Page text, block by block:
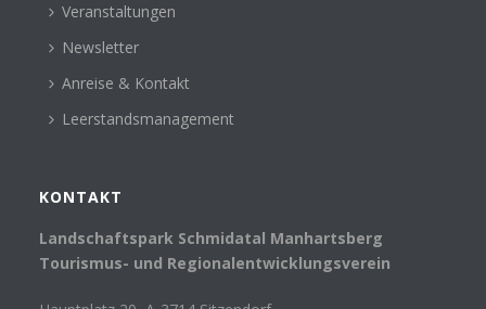
Veranstaltungen
Newsletter
Anreise & Kontakt
Leerstandsmanagement
KONTAKT
Landschaftspark Schmidatal Manhartsberg
Tourismus- und Regionalentwicklungsverein